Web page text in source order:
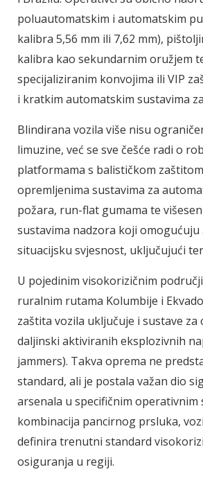
poluautomatskim i automatskim
kalibra 5,56 mm ili 7,62 mm),
kalibra kao sekundarnim oružjem
specijaliziranim konvojima ili VIP
i kratkim automatskim sustavima
Blindirana vozila više nisu
limuzine, već se sve češće radi o
platformama s balističkom
opremljenima sustavima za
požara, run-flat gumama te
sustavima nadzora koji
situacijsku svjesnost, uključujući
U pojedinim visokorizičnim
ruralnim rutama Kolumbije i
zaštita vozila uključuje i sustave za
daljinski aktiviranih eksplozivnih
jammers). Takva oprema ne
standard, ali je postala važan dio
arsenala u specifičnim operativnim
kombinacija pancirnog prsluka,
definira trenutni standard
osiguranja u regiji.